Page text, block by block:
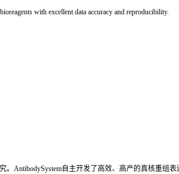
with excellent data accuracy and reproducibility.
AntibodySystem自主开发了高效、高产的真核重组